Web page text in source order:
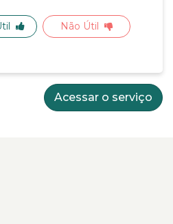
Não Útil
Acessar o serviço